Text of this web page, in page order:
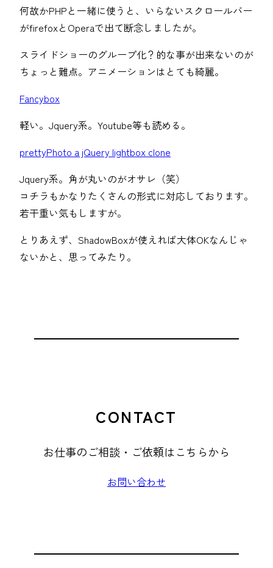
何故かPHPと一緒に使うと、いらないスクロールバー
がfirefoxとOperaで出て断念しましたが。
スライドショーのグループ化？的な事が出来ないのが
ちょっと難点。アニメーションはとても綺麗。
Fancybox
軽い。Jquery系。Youtube等も読める。
prettyPhoto a jQuery lightbox clone
Jquery系。角が丸いのがオサレ（笑）
コチラもかなりたくさんの形式に対応しております。
若干重い気もしますが。
とりあえず、ShadowBoxが使えれば大体OKなんじゃ
ないかと、思ってみたり。
CONTACT
お仕事のご相談・ご依頼はこちらから
お問い合わせ